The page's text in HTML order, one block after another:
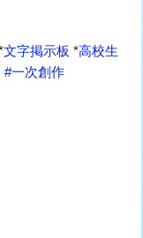
文字掲示板 *高校生
#一次創作